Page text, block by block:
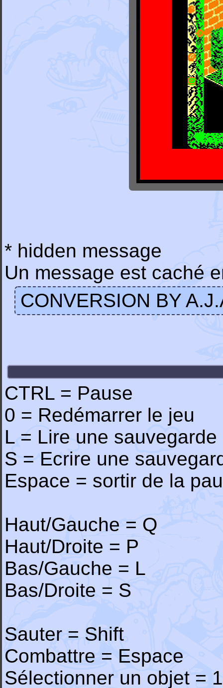
* hidden message
Un message est caché
CONVERSION BY
CTRL = Pause
0 = Redémarrer le jeu
L = Lire une sauvegarde
S = Ecrire une
Espace = sortir de la
Haut/Gauche = Q
Haut/Droite = P
Bas/Gauche = L
Bas/Droite = S
Sauter = Shift
Combattre = Espace
Sélectionner un objet =